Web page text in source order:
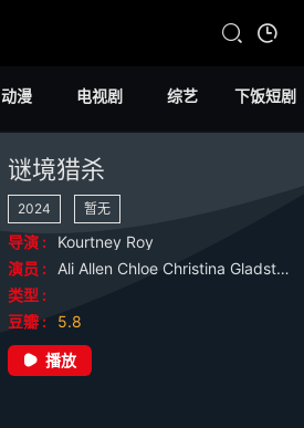
动漫 电视剧 综艺 下饭短剧
谜境猎杀
2024 暂无
导演 : Kourtney Roy
演员 :
Ali Allen Chloe Christina Gladstone
类型 :
豆瓣 :
5.8
播放